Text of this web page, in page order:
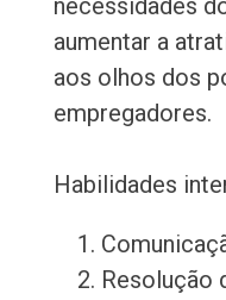
necessidades
aumentar a
aos olhos dos
empregadores.
Habilidades
Resolução